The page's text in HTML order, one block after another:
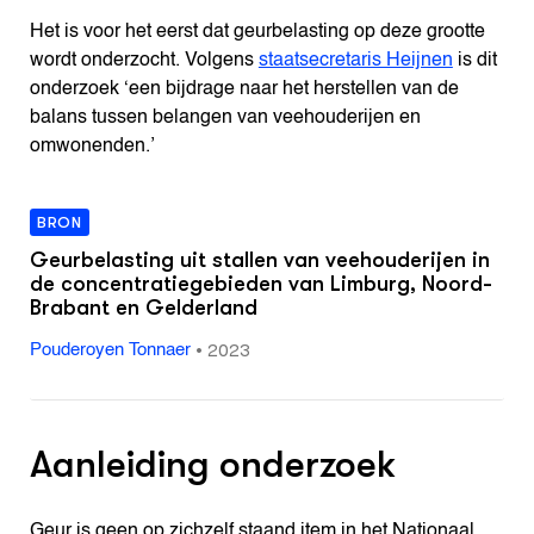
Het is voor het eerst dat geurbelasting op deze grootte
wordt onderzocht. Volgens staatsecretaris Heijnen is dit
onderzoek ‘een bijdrage naar het herstellen van de
balans tussen belangen van veehouderijen en
omwonenden.’
BRON
Geurbelasting uit stallen van veehouderijen in
de concentratiegebieden van Limburg, Noord-
Brabant en Gelderland
Pouderoyen Tonnaer• 2023
Aanleiding onderzoek